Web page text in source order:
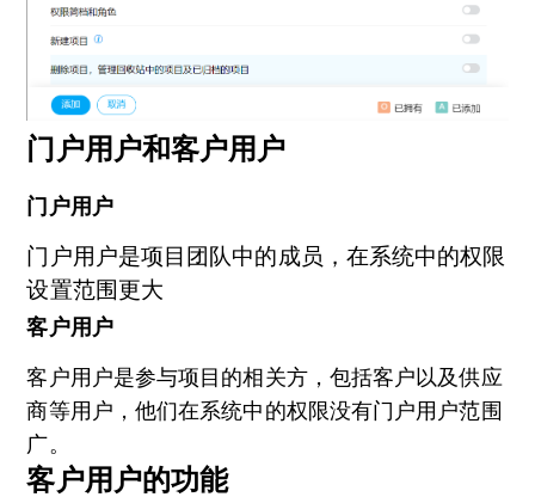
门户用户和客户用户
门户用户
门户用户是项目团队中的成员，在系统中的权限
设置范围更大
客户用户
客户用户是参与项目的相关方，包括客户以及供应
商等用户，他们在系统中的权限没有门户用户范围
广。
客户用户的功能